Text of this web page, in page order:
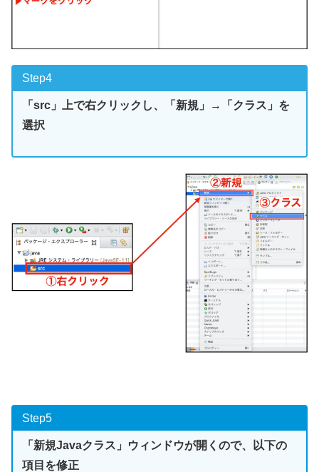
Step4
「src」上で右クリック し、「新規」→「クラス」を
選択
Step5
「新規Javaクラス」ウィンドウが開くので、以下の
項目を修正